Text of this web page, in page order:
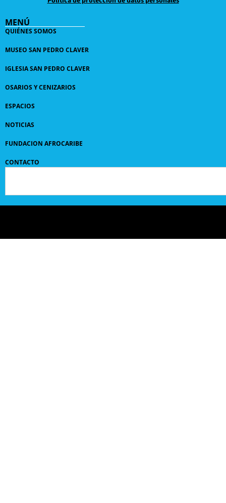
MENÚ
QUIÉNES SOMOS
MUSEO SAN PEDRO CLAVER
IGLESIA SAN PEDRO CLAVER
OSARIOS Y CENIZARIOS
ESPACIOS
NOTICIAS
FUNDACION AFROCARIBE
CONTACTO